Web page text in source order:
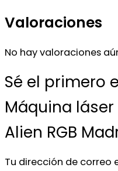
Valoraciones
No hay valoraciones
Sé el primero
Máquina
Alien RGB
Tu dirección de correo